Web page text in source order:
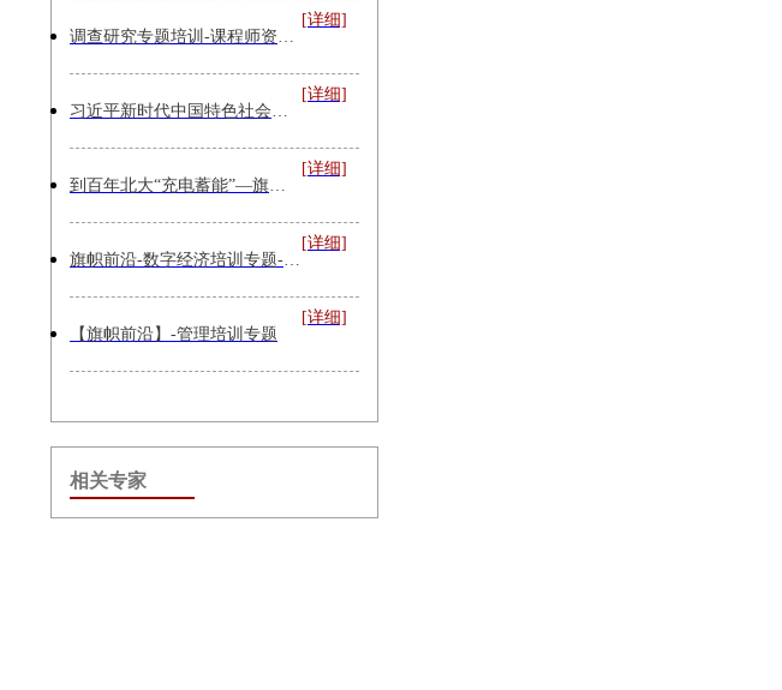
调查研究专题培训-课程师资推荐
[详细]
习近平新时代中国特色社会主义思想专题培训|课程|师资
[详细]
到百年北大“充电蓄能”—旗帜讲堂联合北京大学共办干部培训
[详细]
旗帜前沿-数字经济培训专题-课程+师资
[详细]
【旗帜前沿】-管理培训专题
[详细]
相关专家